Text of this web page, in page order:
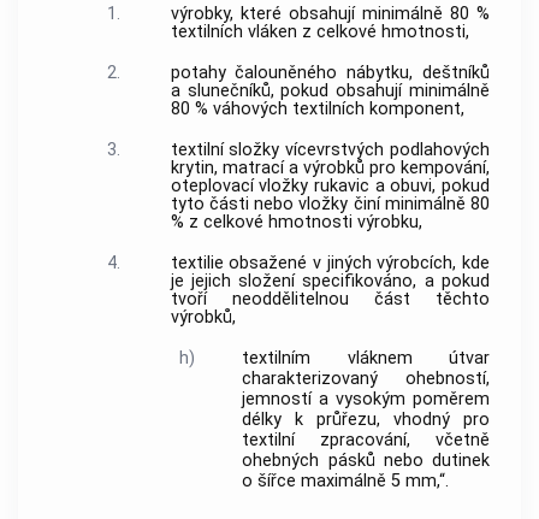
1.
výrobky, které obsahují minimálně 80 %
textilních vláken z celkové hmotnosti,
2.
potahy čalouněného nábytku, deštníků
a slunečníků, pokud obsahují minimálně
80 % váhových textilních komponent,
3.
textilní složky vícevrstvých podlahových
krytin, matrací a výrobků pro kempování,
oteplovací vložky rukavic a obuvi, pokud
tyto části nebo vložky činí minimálně 80
% z celkové hmotnosti výrobku,
4.
textilie obsažené v jiných výrobcích, kde
je jejich složení specifikováno, a pokud
tvoří neoddělitelnou část těchto
výrobků,
h)
textilním vláknem útvar
charakterizovaný ohebností,
jemností a vysokým poměrem
délky k průřezu, vhodný pro
textilní zpracování, včetně
ohebných pásků nebo dutinek
o šířce maximálně 5 mm,“.